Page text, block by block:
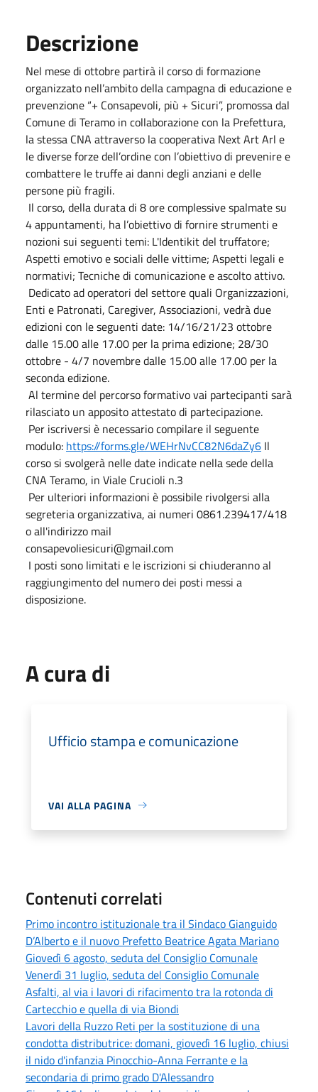
Descrizione
Nel mese di ottobre partirà il corso di formazione
organizzato nell’ambito della campagna di educazione e
prevenzione “+ Consapevoli, più + Sicuri”, promossa dal
Comune di Teramo in collaborazione con la Prefettura,
la stessa CNA attraverso la cooperativa Next Art Arl e
le diverse forze dell’ordine con l’obiettivo di prevenire e
combattere le truffe ai danni degli anziani e delle
persone più fragili.
Il corso, della durata di 8 ore complessive spalmate su
4 appuntamenti, ha l’obiettivo di fornire strumenti e
nozioni sui seguenti temi: L'Identikit del truffatore;
Aspetti emotivo e sociali delle vittime; Aspetti legali e
normativi; Tecniche di comunicazione e ascolto attivo.
Dedicato ad operatori del settore quali Organizzazioni,
Enti e Patronati, Caregiver, Associazioni, vedrà due
edizioni con le seguenti date: 14/16/21/23 ottobre
dalle 15.00 alle 17.00 per la prima edizione; 28/30
ottobre - 4/7 novembre dalle 15.00 alle 17.00 per la
seconda edizione.
Al termine del percorso formativo vai partecipanti sarà
rilasciato un apposito attestato di partecipazione.
Per iscriversi è necessario compilare il seguente
modulo: https://forms.gle/WEHrNvCC82N6daZy6 Il
corso si svolgerà nelle date indicate nella sede della
CNA Teramo, in Viale Crucioli n.3
Per ulteriori informazioni è possibile rivolgersi alla
segreteria organizzativa, ai numeri 0861.239417/418
o all'indirizzo mail
consapevoliesicuri@gmail.com
I posti sono limitati e le iscrizioni si chiuderanno al
raggiungimento del numero dei posti messi a
disposizione.
A cura di
Ufficio stampa e comunicazione
VAI ALLA PAGINA
Contenuti correlati
Primo incontro istituzionale tra il Sindaco Gianguido
D’Alberto e il nuovo Prefetto Beatrice Agata Mariano
Giovedì 6 agosto, seduta del Consiglio Comunale
Venerdì 31 luglio, seduta del Consiglio Comunale
Asfalti, al via i lavori di rifacimento tra la rotonda di
Cartecchio e quella di via Biondi
Lavori della Ruzzo Reti per la sostituzione di una
condotta distributrice: domani, giovedì 16 luglio, chiusi
il nido d'infanzia Pinocchio-Anna Ferrante e la
secondaria di primo grado D'Alessandro